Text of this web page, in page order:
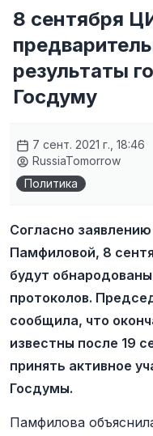
8 сентября
результаты
Госдуму
7 сент. 2021 г., 18:46
RussiaTomorrow
Политика
Согласно
Памфиловой, 8
будут
протоколов.
сообщила, что
известны после 19
принять активное
Госдумы.
Памфилова